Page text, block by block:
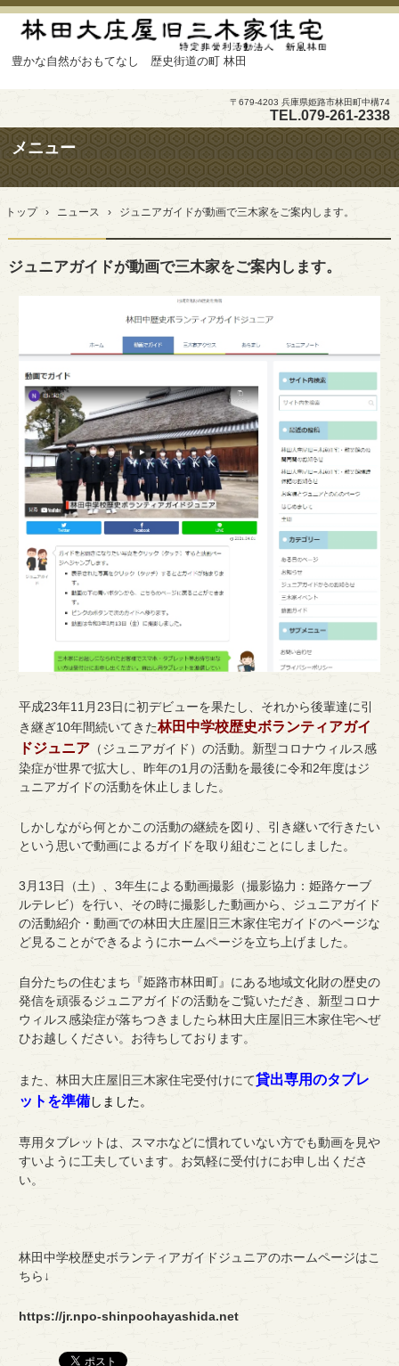
豊かな自然がおもてなし 歴史街道の町 林田
TEL.079-261-2338
〒679-4203 兵庫県姫路市林田町中構74
メニュー
コ
テ
へ
トップ › ニュース › ジュニアガイドが動画で三木家をご案内します。
ジュニアガイドが動画で三木家をご案内します。
平成23年11月23日に初デビューを果たし、それから後輩達に引
き継ぎ10年間続いてきた林田中学校歴史ボランティアガイ
ドジュニア（ジュニアガイド）の活動。 新型コロナウィルス感
染症が世界で拡大し、 昨年の1月の活動を最後に令和2年度はジ
ュニアガイドの活動を休止しました。
しかしながら何とかこの活動の継続を図り、引き継いで行きたい
という思いで動画によるガイドを取り組むことにしました。
3月13日（土）、3年生による動画撮影（撮影協力：姫路ケーブ
ルテレビ）を行い、 その時に撮影した動画から、ジュニアガイド
の活動紹介・動画での林田大庄屋旧三木家住宅ガイドのページな
ど見ることができるようにホームページを立ち上げました。
自分たちの住むまち『姫路市林田町』にある地域文化財の歴史の
発信を頑張るジュニアガイドの活動をご覧いただき、新型コロナ
ウィルス感染症が落ちつきましたら林田大庄屋旧三木家住宅へぜ
ひお越しください。お待ちしております。
また、林田大庄屋旧三木家住宅受付けにて貸出専用のタブレ
ットを準備しました。
専用タブレットは、スマホなどに慣れていない方でも動画を見や
すいように工夫しています。 お気軽に受付けにお申し出くださ
い。
林田中学校歴史ボランティアガイドジュニアのホームページはこ
ちら↓
https://jr.npo-shinpoohayashida.net